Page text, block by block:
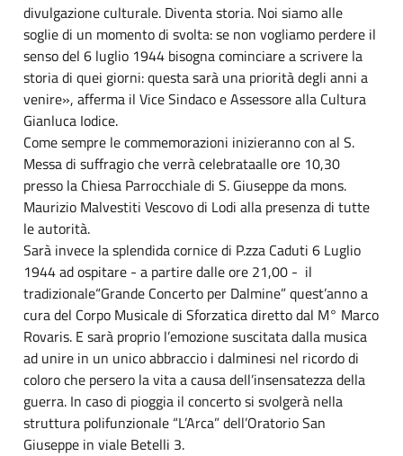
divulgazione culturale. Diventa storia. Noi siamo alle
soglie di un momento di svolta: se non vogliamo perdere il
senso del 6 luglio 1944 bisogna cominciare a scrivere la
storia di quei giorni: questa sarà una priorità degli anni a
venire», afferma il Vice Sindaco e Assessore alla Cultura
Gianluca Iodice.
Come sempre le commemorazioni inizieranno con al S.
Messa di suffragio che verrà celebrataalle ore 10,30
presso la Chiesa Parrocchiale di S. Giuseppe da mons.
Maurizio Malvestiti Vescovo di Lodi alla presenza di tutte
le autorità.
Sarà invece la splendida cornice di P.zza Caduti 6 Luglio
1944 ad ospitare - a partire dalle ore 21,00 - il
tradizionale“Grande Concerto per Dalmine” quest’anno a
cura del Corpo Musicale di Sforzatica diretto dal M° Marco
Rovaris. E sarà proprio l’emozione suscitata dalla musica
ad unire in un unico abbraccio i dalminesi nel ricordo di
coloro che persero la vita a causa dell’insensatezza della
guerra. In caso di pioggia il concerto si svolgerà nella
struttura polifunzionale “L’Arca” dell’Oratorio San
Giuseppe in viale Betelli 3.